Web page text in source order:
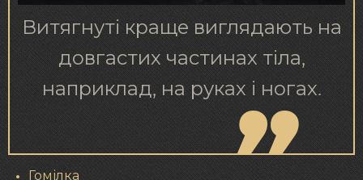
Витягнуті краще виглядають на
довгастих частинах тіла,
наприклад, на руках і ногах.
Гомілка